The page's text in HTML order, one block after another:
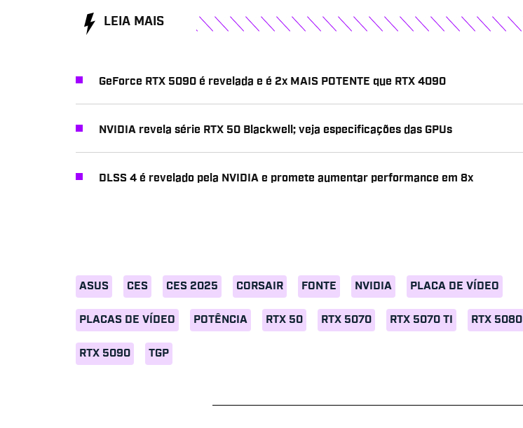
ASUS CES CES 2025 CORSAIR FONTE NVIDIA PLACA DE VÍDEO
PLACAS DE VÍDEO POTÊNCIA RTX 50 RTX 5070 RTX 5070 TI RTX 5080
RTX 5090 TGP
LEIA MAIS
GeForce RTX 5090 é revelada e é 2x MAIS POTENTE que RTX 4090
NVIDIA revela série RTX 50 Blackwell; veja especificações das GPUs
DLSS 4 é revelado pela NVIDIA e promete aumentar performance em 8x